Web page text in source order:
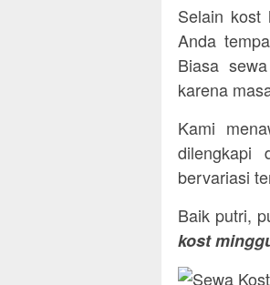
Selain kost
Anda
Biasa
karena
Kami
dilengkapi
bervariasi
Baik putri,
kost